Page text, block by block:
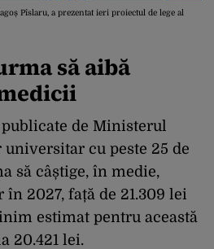
Pîslaru, a prezentat ieri proiectul de lege al
să aibă
de Ministerul
cu peste 25 de
să câștige, în medie,
2027, față de 21.309 lei
estimat pentru această
20.421 lei.